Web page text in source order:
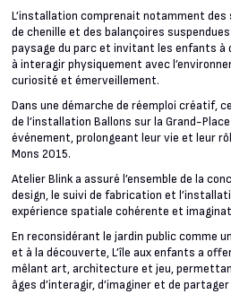
L’installation comprenait notamment
de chenille et des balançoires
paysage du parc et invitant les enfants à
à interagir physiquement avec
curiosité et émerveillement.
Dans une démarche de réemploi créatif,
de l’installation Ballons sur la Grand-
événement, prolongeant leur vie et leur
Mons 2015.
Atelier Blink a assuré l’ensemble de la
design, le suivi de fabrication et
expérience spatiale cohérente et
En reconsidérant le jardin public comme
et à la découverte, L’île aux enfants a
mêlant art, architecture et jeu,
âges d’interagir, d’imaginer et de